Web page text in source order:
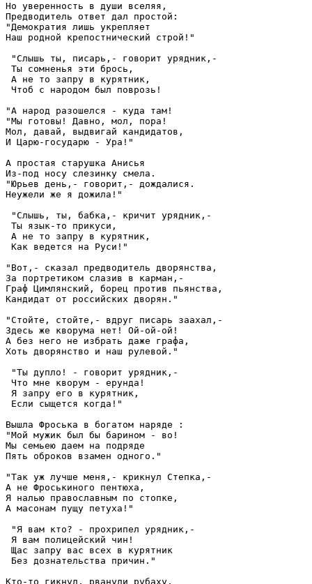
Но уверенность в души вселяя,
Предводитель ответ дал простой:
"Демократия лишь укрепляет
Наш родной крепостнический строй!"
"Слышь ты, писарь,- говорит урядник,-
Ты сомненья эти брось,
А не то запру в курятник,
Чтоб с народом был поврозь!
"А народ разошелся - куда там!
"Мы готовы! Давно, мол, пора!
Мол, давай, выдвигай кандидатов,
И Царю-государю - Ура!"
А простая старушка Анисья
Из-под носу слезинку смела.
"Юрьев день,- говорит,- дождалися.
Неужели же я дожила!"
"Слышь, ты, бабка,- кричит урядник,-
Ты язык-то прикуси,
А не то запру в курятник,
Как ведется на Руси!"
"Вот,- сказал предводитель дворянства,
За портретиком слазив в карман,-
Граф Цимлянский, борец против пьянства,
Кандидат от российских дворян."
"Стойте, стойте,- вдруг писарь заахал,-
Здесь же кворума нет! Ой-ой-ой!
А без него не избрать даже графа,
Хоть дворянство и наш рулевой."
"Ты дупло! - говорит урядник,-
Что мне кворум - ерунда!
Я запру его в курятник,
Если сыщется когда!"
Вышла Фроська в богатом наряде :
"Мой мужик был бы барином - во!
Мы семьею даем на подряде
Пять оброков взамен одного."
"Так уж лучше меня,- крикнул Степка,-
А не Фроськиного пентюха,
Я налью православным по стопке,
А масонам пущу петуха!"
"Я вам кто? - прохрипел урядник,-
Я вам полицейский чин!
Щас запру вас всех в курятник
Без дознательства причин."
Кто-то гикнул, рванули рубаху,